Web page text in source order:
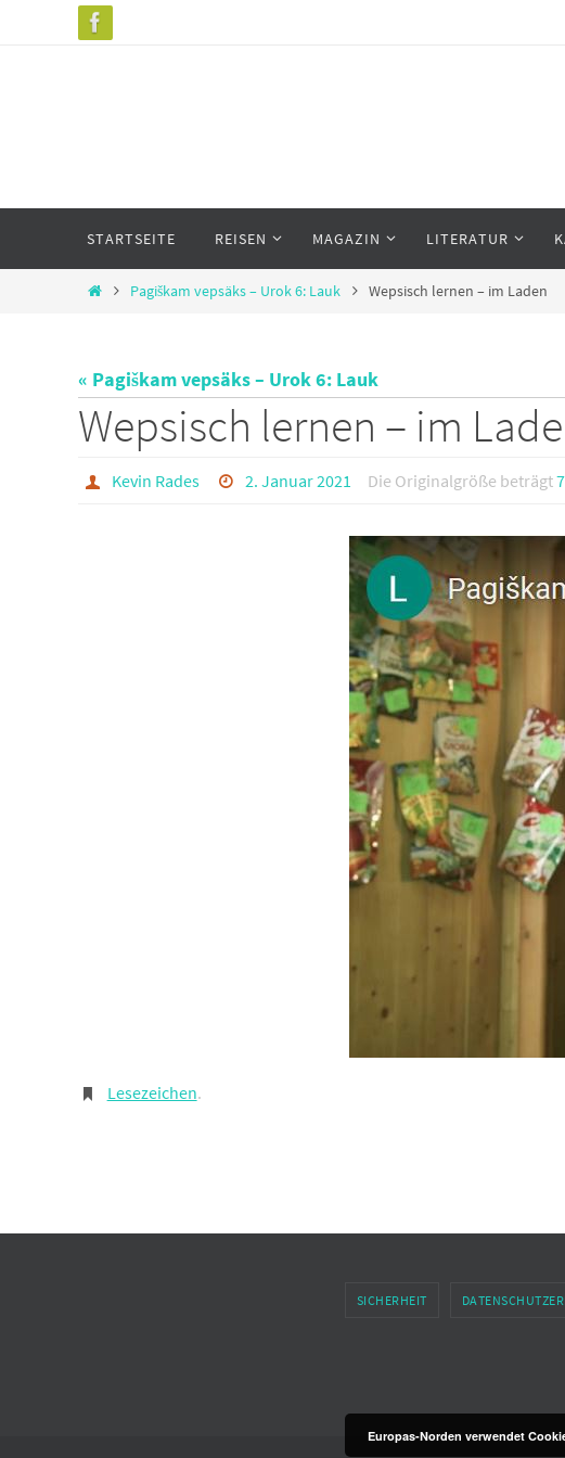
springen
STARTSEITE REISEN MAGAZIN LITERATUR
StartPagiškam vepsäks – Urok 6: Lauk Wepsisch lernen – im Laden
« Pagiškam vepsäks – Urok 6: Lauk
Wepsisch lernen – im
Kevin Rades 2. Januar 2021 Die Originalgröße beträgt
Lesezeichen.
SICHERHEIT
Europas-Norden verwendet